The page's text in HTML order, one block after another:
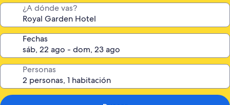
¿A dónde vas?
Fechas
Personas